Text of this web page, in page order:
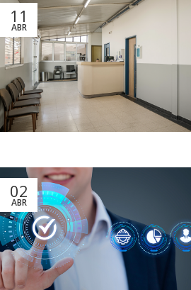
11
ABR
02
ABR